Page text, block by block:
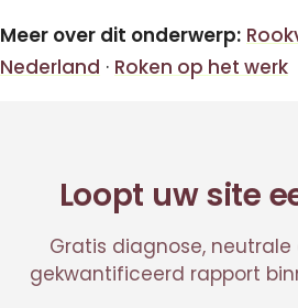
Meer over dit onderwerp:
Nederland · Roken op het werk
Loopt uw site
Gratis diagnose,
gekwantificeerd rapport